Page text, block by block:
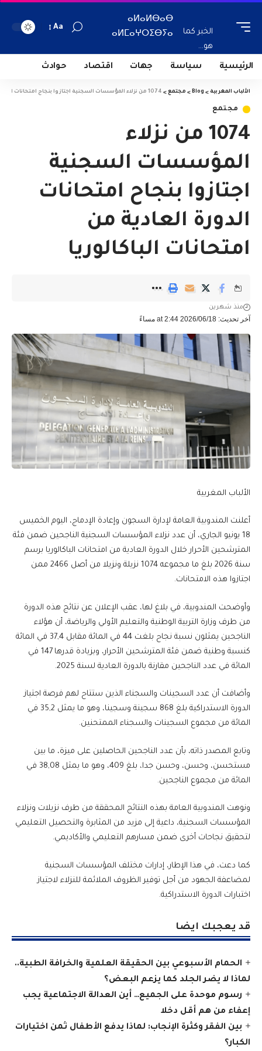
الخبر كما
هو...
ⴰⵍⴰⵍⴱⴰⴱ
ⴰⵍⵎⴰⵖⵔⵉⴱⵢⴰ
Aa
الرئيسية سياسة جهات اقتصاد حوادث
الألباب المغربية >
Blog
> مجتمع > 1074 من نزلاء المؤسسات السجنية اجتازوا بنجاح امتحانات الدورة العادية من امتحانات الباكالوريا
مجتمع
1074 من نزلاء
المؤسسات السجنية
اجتازوا بنجاح امتحانات
الدورة العادية من
امتحانات الباكالوريا
آخر تحديث: 2026/06/18 at 2:44 مساءً
منذ شهرين
الألباب المغربية
أعلنت المندوبية العامة لإدارة السجون وإعادة الإدماج، اليوم الخميس
18 يونيو الجاري، أن عدد نزلاء المؤسسات السجنية الناجحين ضمن فئة
المترشحين الأحرار خلال الدورة العادية من امتحانات الباكالوريا برسم
سنة 2026 بلغ ما مجموعه 1074 نزيلة ونزيلا من أصل 2466 ممن
اجتازوا هذه الامتحانات.
وأوضحت المندوبية، في بلاغ لها، عقب الإعلان عن نتائج هذه الدورة
من طرف وزارة التربية الوطنية والتعليم الأولي والرياضة، أن هؤلاء
الناجحين يمثلون نسبة نجاح بلغت 44 في المائة مقابل 37,4 في المائة
كنسبة وطنية ضمن فئة المترشحين الأحرار، وبزيادة قدرها 147 في
المائة في عدد الناجحين مقارنة بالدورة العادية لسنة 2025.
وأضافت أن عدد السجينات والسجناء الذين ستتاح لهم فرصة اجتياز
الدورة الاستدراكية بلغ 868 سجينة وسجينا، وهو ما يمثل 35,2 في
المائة من مجموع السجينات والسجناء الممتحنين.
وتابع المصدر ذاته، بأن عدد الناجحين الحاصلين على ميزة، ما بين
مستحسن، وحسن، وحسن جدا، بلغ 409، وهو ما يمثل 38,08 في
المائة من مجموع الناجحين.
ونوهت المندوبية العامة بهذه النتائج المحققة من طرف نزيلات ونزلاء
المؤسسات السجنية، داعية إلى مزيد من المثابرة والتحصيل التعليمي
لتحقيق نجاحات أخرى ضمن مسارهم التعليمي والأكاديمي.
كما دعت، في هذا الإطار، إدارات مختلف المؤسسات السجنية
لمضاعفة الجهود من أجل توفير الظروف الملائمة للنزلاء لاجتياز
اختبارات الدورة الاستدراكية.
قد يعجبك ايضا
الحمام الأسبوعي بين الحقيقة العلمية والخرافة الطبية..
لماذا لا يضر الجلد كما يزعم البعض؟
رسوم موحدة على الجميع… أين العدالة الاجتماعية يجب
إعفاء من هم أقل دخلا
بين الفقر وكثرة الإنجاب: لماذا يدفع الأطفال ثمن اختيارات
الكبار؟